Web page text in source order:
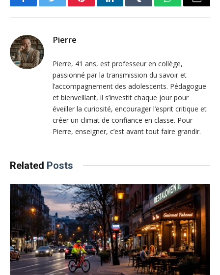
FacebookTwitter PinterestLinkedInTumblr WhatsAppEmail
Pierre
Pierre, 41 ans, est professeur en collège,
passionné par la transmission du savoir et
l’accompagnement des adolescents. Pédagogue
et bienveillant, il s’investit chaque jour pour
éveiller la curiosité, encourager l’esprit critique et
créer un climat de confiance en classe. Pour
Pierre, enseigner, c’est avant tout faire grandir.
Related Posts